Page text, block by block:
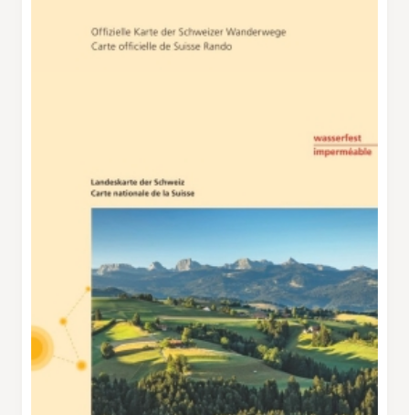
Rehärti und dem Vita Parcours entlang
entweder aufs Sillerenbüel oder auf den
Punkten mit den jeweiligen Bahnen ins Dorf
Adelboden hinunterfahren (Silleren,
Tschenten). Diese Route folgt zunächst dem
Weg Richtung Schwandfeldspitz, biegt jedoch
nach wenigen Metern rechts in den Hang
hinein, wo ein Wanderweg über die Fluehweid
nach Adelboden zurückführt. Dieser Weg
wurde 1991 angelegt und mit zahlreichen
Ruhebänken ausgestattet (gemäss Schild zum
Jubiläumsjahr 1991 für jeden Kanton eines).
Nach einem kurzen Aufstieg zur Flueweid lässt
sich das Berg‑Panorama geniessen, bevor über